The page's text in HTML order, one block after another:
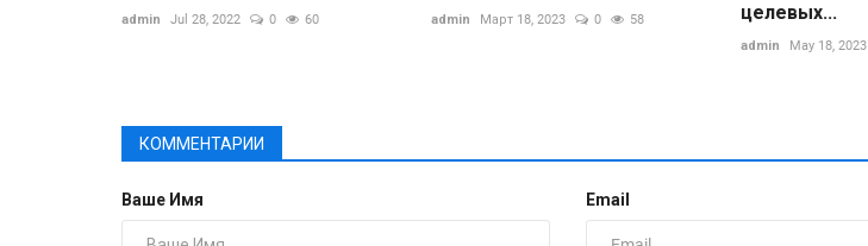
admin Jul 28, 2022 0 60 admin Март 18, 2023 0 58
целевых...
admin May 18, 2023
КОММЕНТАРИИ
Ваше Имя Email